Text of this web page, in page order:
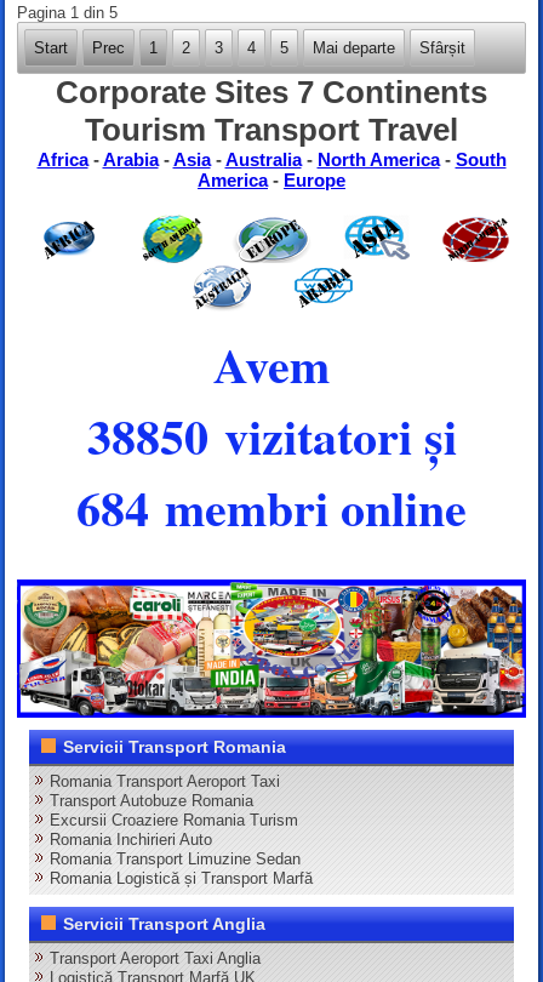
Pagina 1 din 5
Start
Prec 1 2 3 4 5 Mai departe Sfârșit
Corporate Sites 7 Continents
Tourism Transport Travel
Africa-Arabia-Asia-Australia- North America- South
America- Europe
Avem
38850 vizitatori și
684 membri online
Servicii Transport Romania
Romania Transport Aeroport Taxi
Transport Autobuze Romania
Excursii Croaziere Romania Turism
Romania Inchirieri Auto
Romania Transport Limuzine Sedan
Romania Logistică și Transport Marfă
Servicii Transport Anglia
Transport Aeroport Taxi Anglia
Logistică Transport Marfă UK